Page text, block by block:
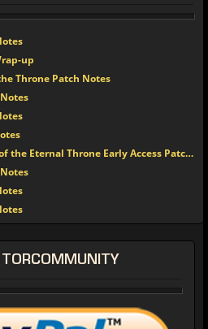
up
Throne Patch Notes
Game Update 5.0: Knights of the Eternal Throne Early Access Patch Notes
TORCOMMUNITY